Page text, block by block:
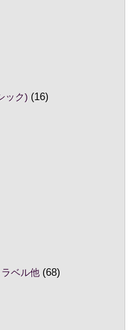
ック) (16)
ベル他(68)